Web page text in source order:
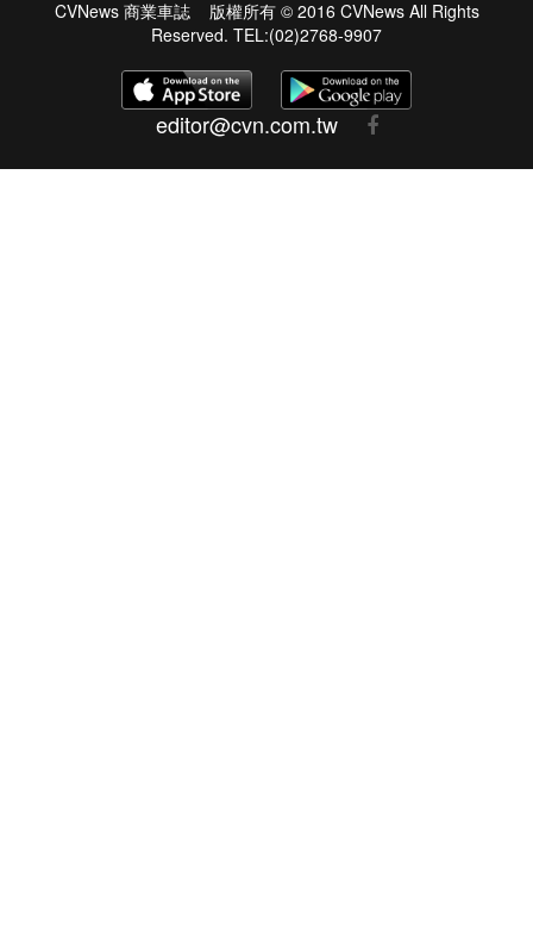
CVNews 商業車誌 版權所有 © 2016 CVNews All Rights
Reserved. TEL:(02)2768-9907
editor@cvn.com.tw